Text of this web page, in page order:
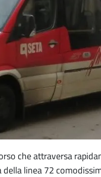
che attraversa
linea 72